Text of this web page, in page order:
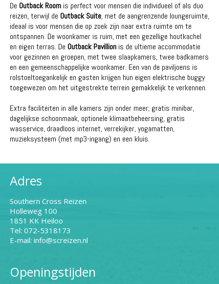
De Outback Room is perfect voor mensen die individueel of als duo
reizen, terwijl de Outback Suite, met de aangrenzende loungeruimte,
ideaal is voor mensen die op zoek zijn naar extra ruimte om te
ontspannen. De woonkamer is ruim, met een gezellige houtkachel
en eigen terras. De Outback Pavillion is de ultieme accommodatie
voor gezinnen en groepen, met twee slaapkamers, twee badkamers
en een gemeenschappelijke woonkamer. Een van de paviljoens is
rolstoeltoegankelijk en gasten krijgen hun eigen elektrische buggy
toegewezen om het uitgestrekte terrein gemakkelijk te verkennen.
Extra faciliteiten in alle kamers zijn onder meer; gratis minibar,
dagelijkse schoonmaak, optionele klimaatbeheersing, gratis
wasservice, draadloos internet, verrekijker, yogamatten,
muzieksysteem (met mp3-ingang) en een kluis.
Adres
Southern Cross Reizen
Holleweg 100
1851 KK Heiloo
Tel: 072-5318173
E-mail: info@screizen.nl
Openingstijden